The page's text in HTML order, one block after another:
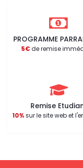
PROGRAMME
5€de remise
Remise
10%sur le site web et